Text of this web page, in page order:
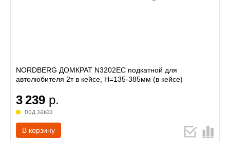
NORDBERG ДОМКРАТ N3202EC подкатной для
автолюбителя 2т в кейсе, Н=135-385мм (в кейсе)
3 239 р.
под заказ
В корзину